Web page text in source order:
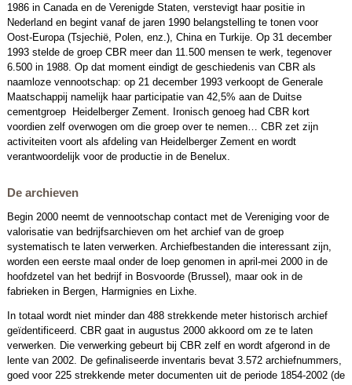
1986 in Canada en de Verenigde Staten, verstevigt haar positie in
Nederland en begint vanaf de jaren 1990 belangstelling te tonen voor
Oost-Europa (Tsjechië, Polen, enz.), China en Turkije. Op 31 december
1993 stelde de groep CBR meer dan 11.500 mensen te werk, tegenover
6.500 in 1988. Op dat moment eindigt de geschiedenis van CBR als
naamloze vennootschap: op 21 december 1993 verkoopt de Generale
Maatschappij namelijk haar participatie van 42,5% aan de Duitse
cementgroep Heidelberger Zement. Ironisch genoeg had CBR kort
voordien zelf overwogen om die groep over te nemen… CBR zet zijn
activiteiten voort als afdeling van Heidelberger Zement en wordt
verantwoordelijk voor de productie in de Benelux.
De archieven
Begin 2000 neemt de vennootschap contact met de Vereniging voor de
valorisatie van bedrijfsarchieven om het archief van de groep
systematisch te laten verwerken. Archiefbestanden die interessant zijn,
worden een eerste maal onder de loep genomen in april-mei 2000 in de
hoofdzetel van het bedrijf in Bosvoorde (Brussel), maar ook in de
fabrieken in Bergen, Harmignies en Lixhe.
In totaal wordt niet minder dan 488 strekkende meter historisch archief
geïdentificeerd. CBR gaat in augustus 2000 akkoord om ze te laten
verwerken. Die verwerking gebeurt bij CBR zelf en wordt afgerond in de
lente van 2002. De gefinaliseerde inventaris bevat 3.572 archiefnummers,
goed voor 225 strekkende meter documenten uit de periode 1854-2002 (de